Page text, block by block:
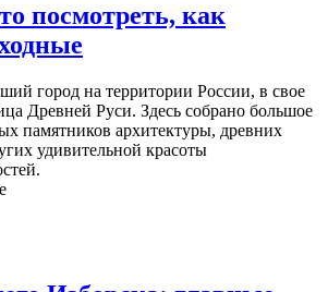
посмотреть, как
город на территории России, в свое
Древней Руси. Здесь собрано большое
памятников архитектуры, древних
удивительной красоты